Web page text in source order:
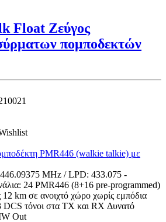
Float Ζεύγος
πομποδεκτών
MHz / LPD: 433.075 -
24 PMR446 (8+16 pre-programmed)
km σε ανοιχτό χώρο χωρίς εμπόδια
DCS τόνοι στα TX και RX Δυνατό
Out